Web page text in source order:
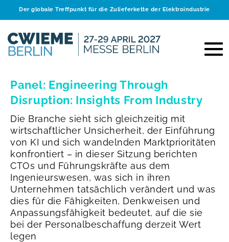
Der globale Treffpunkt für die Zulieferkette der Elektroindustrie
Panel: Engineering Through
Disruption: Insights From Industry
Die Branche sieht sich gleichzeitig mit
wirtschaftlicher Unsicherheit, der Einführung
von KI und sich wandelnden Marktprioritäten
konfrontiert – in dieser Sitzung berichten
CTOs und Führungskräfte aus dem
Ingenieurswesen, was sich in ihren
Unternehmen tatsächlich verändert und was
dies für die Fähigkeiten, Denkweisen und
Anpassungsfähigkeit bedeutet, auf die sie
bei der Personalbeschaffung derzeit Wert
legen